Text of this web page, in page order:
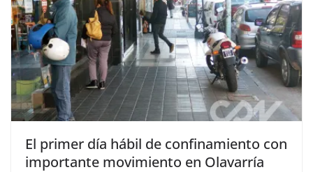
El primer día hábil de confinamiento con
importante movimiento en Olavarría